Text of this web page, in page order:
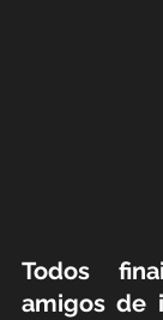
Todos
amigos de